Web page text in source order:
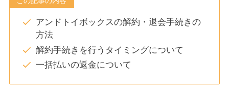
アンドトイボックスの解約・退会手続きの
方法
解約手続きを行うタイミングについて
一括払いの返金について